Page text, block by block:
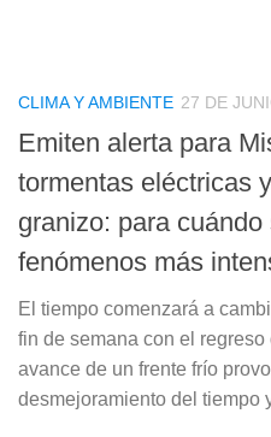
CLIMA Y AMBIENTE 27 DE
Emiten alerta para
tormentas eléctricas
granizo: para
fenómenos más
El tiempo comenzará a
fin de semana con el
avance de un frente frío
desmejoramiento del tiempo